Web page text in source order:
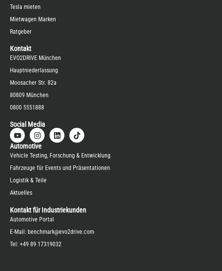
Tesla mieten
Mietwagen Marken
Ratgeber
Kontakt
EVO2DRIVE München
Hauptniederlassung
Moosacher Str. 82a
80809 München
0800 5551888
Social Media
Automotive
Vehicle Testing, Forschung & Entwicklung
Fahrzeuge für Events und Präsentationen
Logistik & Teile
Aktuelles
Kontakt für Industriekunden
Automotive Portal
E-Mail: benchmark@evo2drive.com
Tel: +49 89 17319032